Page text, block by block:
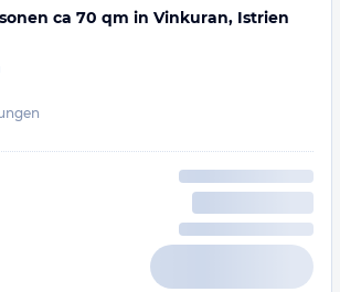
ca 70 qm in Vinkuran, Istrien